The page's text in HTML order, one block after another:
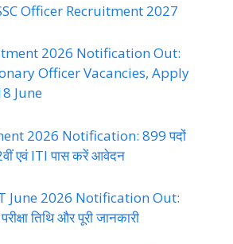
Officer Recruitment 2027
2026 Notification Out:
Officer Vacancies, Apply
June
2026 Notification: 899 पदों
एवं ITI पास करें आवेदन
June 2026 Notification Out:
तिथि और पूरी जानकारी